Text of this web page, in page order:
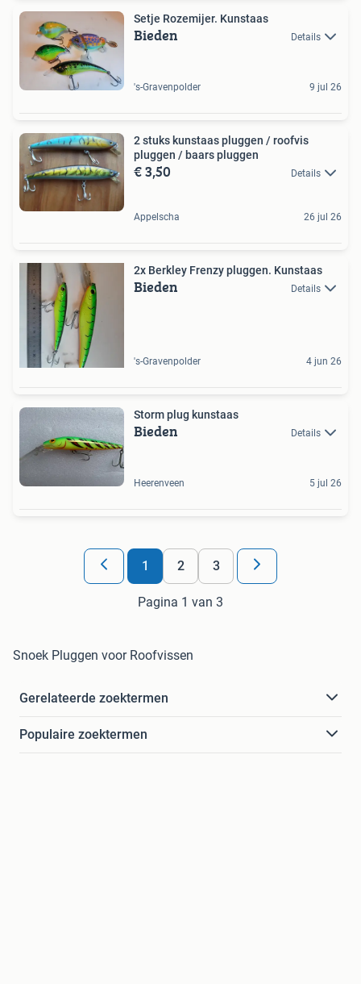
Setje Rozemijer. Kunstaas
Bieden Details
's-Gravenpolder 9 jul 26
2 stuks kunstaas pluggen / roofvis
pluggen / baars pluggen
€ 3,50 Details
Appelscha 26 jul 26
2x Berkley Frenzy pluggen. Kunstaas
Bieden Details
's-Gravenpolder 4 jun 26
Storm plug kunstaas
Bieden Details
Heerenveen 5 jul 26
1 2 3
Pagina 1 van 3
Snoek Pluggen voor Roofvissen
Gerelateerde zoektermen
Populaire zoektermen